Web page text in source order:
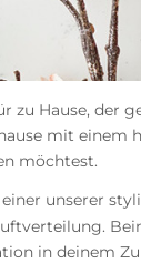
zu Hause, der
mit einem
möchtest.
unserer
in deinem